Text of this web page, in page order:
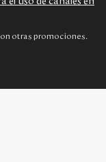
otras promociones.